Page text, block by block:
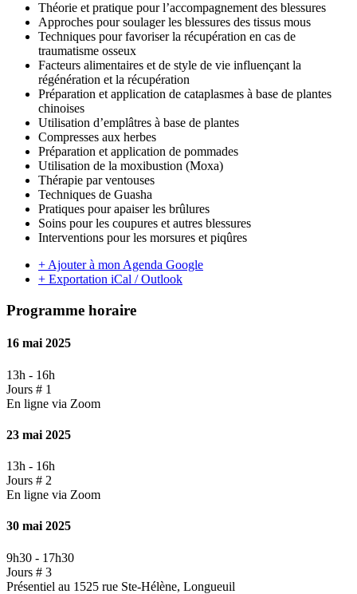
Théorie et pratique pour l’accompagnement des blessures
Approches pour soulager les blessures des tissus mous
Techniques pour favoriser la récupération en cas de
traumatisme osseux
Facteurs alimentaires et de style de vie influençant la
régénération et la récupération
Préparation et application de cataplasmes à base de plantes
chinoises
Utilisation d’emplâtres à base de plantes
Compresses aux herbes
Préparation et application de pommades
Utilisation de la moxibustion (Moxa)
Thérapie par ventouses
Techniques de Guasha
Pratiques pour apaiser les brûlures
Soins pour les coupures et autres blessures
Interventions pour les morsures et piqûres
+ Ajouter à mon Agenda Google
+ Exportation iCal / Outlook
Programme horaire
16 mai 2025
13h - 16h
Jours # 1
En ligne via Zoom
23 mai 2025
13h - 16h
Jours # 2
En ligne via Zoom
30 mai 2025
9h30 - 17h30
Jours # 3
Présentiel au 1525 rue Ste-Hélène, Longueuil